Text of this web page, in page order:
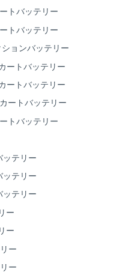
トバッテリー
トバッテリー
ョンバッテリー
ートバッテリー
ートバッテリー
ートバッテリー
トバッテリー
ッテリー
ッテリー
ッテリー
ー
ー
ー
ー